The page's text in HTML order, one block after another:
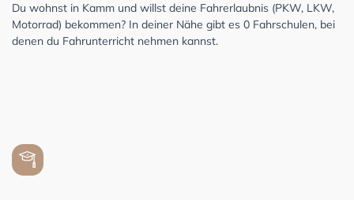
Du wohnst in Kamm und willst deine Fahrerlaubnis (PKW, LKW,
Motorrad) bekommen? In deiner Nähe gibt es 0 Fahrschulen, bei
denen du Fahrunterricht nehmen kannst.